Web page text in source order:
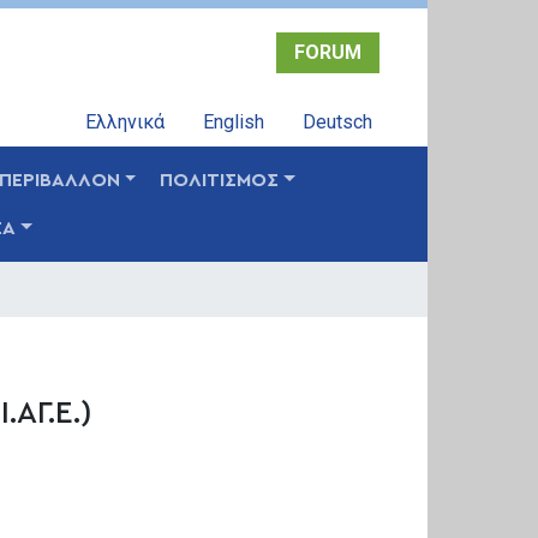
FORUM
Ελληνικά English Deutsch
ΠΕΡΙΒΑΛΛΟΝ ΠΟΛΙΤΙΣΜΟΣ